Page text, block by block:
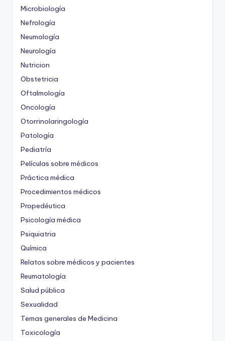
Microbiología
Nefrología
Neumología
Neurología
Nutricion
Obstetricia
Oftalmología
Oncología
Otorrinolaringología
Patología
Pediatría
Películas sobre médicos
Práctica médica
Procedimientos médicos
Propedéutica
Psicología médica
Psiquiatria
Química
Relatos sobre médicos y pacientes
Reumatología
Salud pública
Sexualidad
Temas generales de Medicina
Toxicología